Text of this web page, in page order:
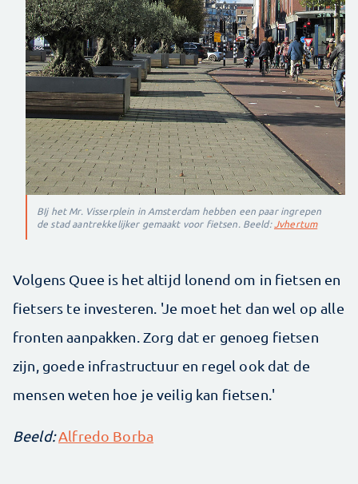
BIj het Mr. Visserplein in Amsterdam hebben een paar ingrepen
de stad aantrekkelijker gemaakt voor fietsen. Beeld:Jvhertum
Volgens Quee is het altijd lonend om in fietsen en
fietsers te investeren. 'Je moet het dan wel op alle
fronten aanpakken. Zorg dat er genoeg fietsen
zijn, goede infrastructuur en regel ook dat de
mensen weten hoe je veilig kan fietsen.'
Beeld:Alfredo Borba